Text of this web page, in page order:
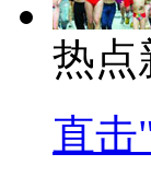
热点
直击